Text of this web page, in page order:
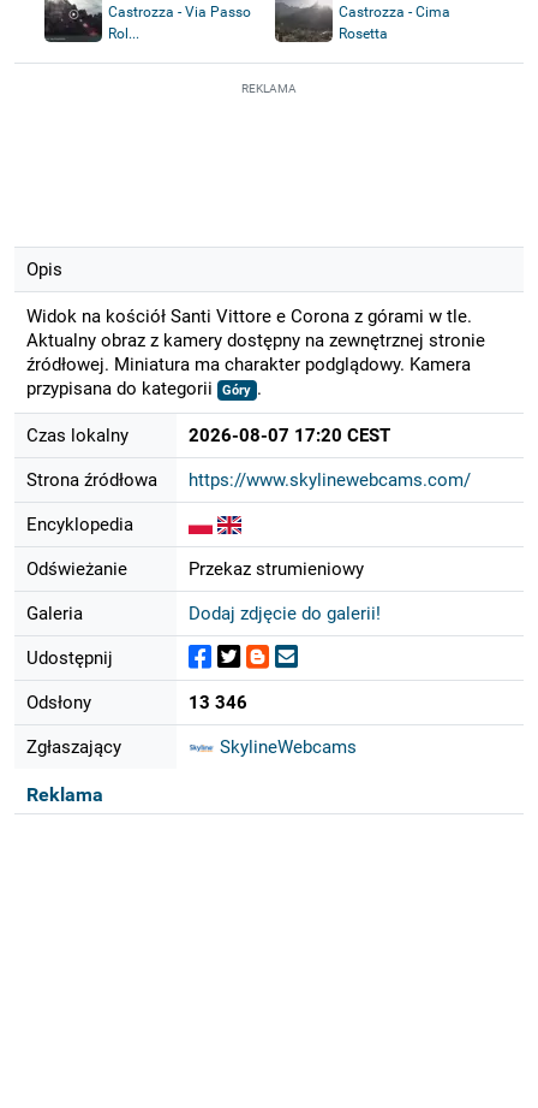
Castrozza - Via Passo
Rol...
Castrozza - Cima
Rosetta
REKLAMA
Opis
Widok na kościół Santi Vittore e Corona z górami w tle.
Aktualny obraz z kamery dostępny na zewnętrznej stronie
źródłowej. Miniatura ma charakter podglądowy. Kamera
przypisana do kategorii
Góry .
Czas lokalny 2026-08-07 17:20 CEST
Strona źródłowa https://www.skylinewebcams.com/
Encyklopedia
Odświeżanie Przekaz strumieniowy
Galeria Dodaj zdjęcie do galerii!
Udostępnij
Odsłony 13 346
Zgłaszający SkylineWebcams
Reklama